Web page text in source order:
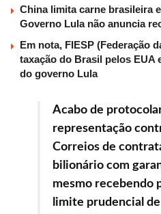
China limita carne brasileira
Governo Lula não anuncia
Em nota, FIESP (Federação
taxação do Brasil pelos EUA
do governo Lula
Acabo de
representação
Correios de
bilionário com
mesmo recebendo
limite prudencial